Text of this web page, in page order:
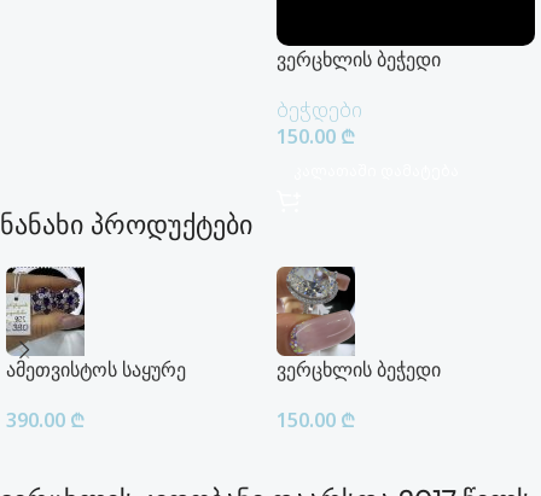
ვერცხლის ბეჭედი
ბეჭდები
150.00 ₾
ნანახი პროდუქტები
ამეთვისტოს საყურე
390.00 ₾
ვერცხლის ბეჭედი
150.00 ₾